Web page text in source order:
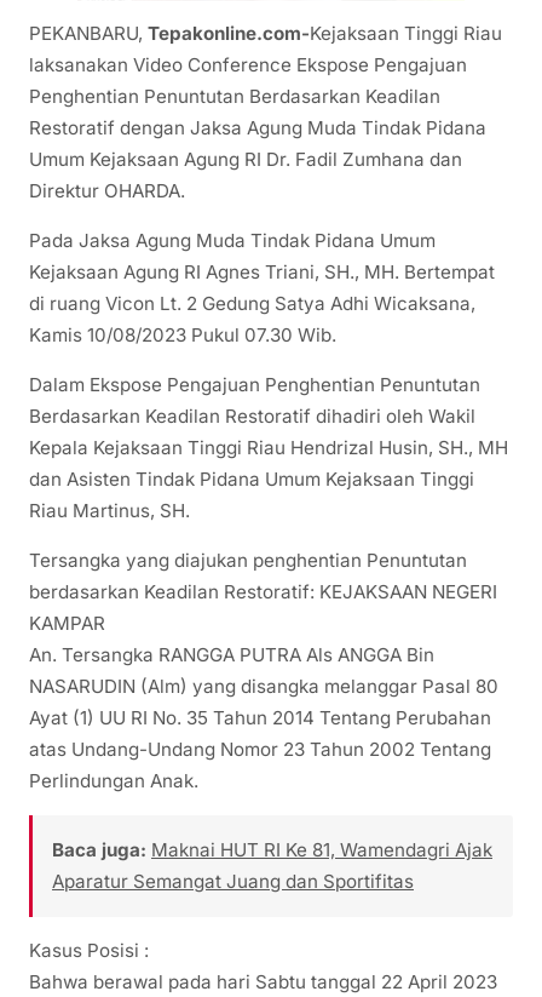
PEKANBARU, Tepakonline.com-Kejaksaan Tinggi Riau
laksanakan Video Conference Ekspose Pengajuan
Penghentian Penuntutan Berdasarkan Keadilan
Restoratif dengan Jaksa Agung Muda Tindak Pidana
Umum Kejaksaan Agung RI Dr. Fadil Zumhana dan
Direktur OHARDA.
Pada Jaksa Agung Muda Tindak Pidana Umum
Kejaksaan Agung RI Agnes Triani, SH., MH. Bertempat
di ruang Vicon Lt. 2 Gedung Satya Adhi Wicaksana,
Kamis 10/08/2023 Pukul 07.30 Wib.
Dalam Ekspose Pengajuan Penghentian Penuntutan
Berdasarkan Keadilan Restoratif dihadiri oleh Wakil
Kepala Kejaksaan Tinggi Riau Hendrizal Husin, SH., MH
dan Asisten Tindak Pidana Umum Kejaksaan Tinggi
Riau Martinus, SH.
Tersangka yang diajukan penghentian Penuntutan
berdasarkan Keadilan Restoratif: KEJAKSAAN NEGERI
KAMPAR
An. Tersangka RANGGA PUTRA Als ANGGA Bin
NASARUDIN (Alm) yang disangka melanggar Pasal 80
Ayat (1) UU RI No. 35 Tahun 2014 Tentang Perubahan
atas Undang-Undang Nomor 23 Tahun 2002 Tentang
Perlindungan Anak.
Baca juga: Maknai HUT RI Ke 81, Wamendagri Ajak
Aparatur Semangat Juang dan Sportifitas
Kasus Posisi :
Bahwa berawal pada hari Sabtu tanggal 22 April 2023